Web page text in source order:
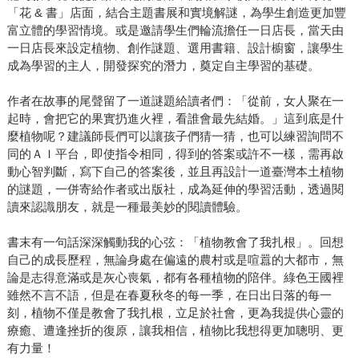
「花 & 書」店面，結合主題書展和實境解謎，為學生創造更加豐
富立體的學習情境。或是邀請學生們輪流擔任一日店長，當天由
一日店長來設定植物、創作謎題、選用書籍、設計櫥窗，讓學生
成為學習的主人，開發探究的潛力，奠定自主學習的基礎。
作者在故事的尾聲留了一道謎題給讀者們：「從前，女人聚在一
起時，會把它的果實扔進火裡，看誰會最先結婚。」這到底是什
麼植物呢？建議師長們可以讓孩子們猜一猜，也可以練習詢問不
同的ＡＩ平台，即使指令相同，得到的答案或許不一樣，需再啟
動心智判斷，寫下自己的答案後，並且再設計一道臺灣本土植物
的謎題，一併寄給作者或出版社，成為延伸的學習活動，透過閱
讀來認識朋友，就是一種最美妙的閱讀體驗。
書末有一句話深深觸動我的心弦：「植物教會了我扎根」。回想
自己的成長歷程，無論身處在偏遠的農村或是喧囂的大都市，無
論是志得意滿或是灰心喪氣，都有各種植物的陪伴。綠色王國裡
雖然不言不語，但是在春夏秋冬的每一季，在日出日落的每一
刻，植物不僅是教會了我扎根，立足於社會，更為我提供心靈的
療癒、遭逢挫折的復原，讓我相信，植物比我想得更加聰明、更
有力量！